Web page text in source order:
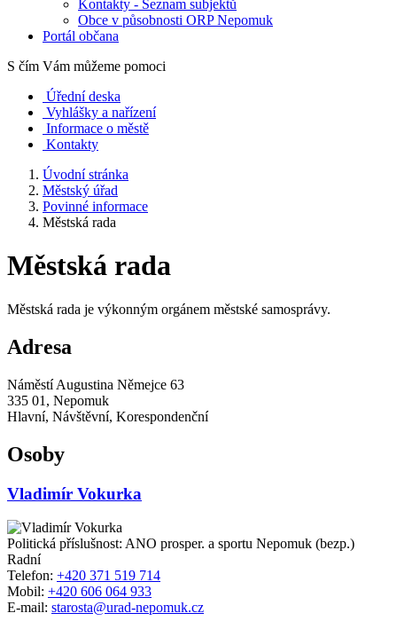
Kontakty - Seznam subjektů
Obce v působnosti ORP Nepomuk
Portál občana
S čím Vám můžeme pomoci
Úřední deska
Vyhlášky a nařízení
Informace o městě
Kontakty
Úvodní stránka
Městský úřad
Povinné informace
Městská rada
Městská rada
Městská rada je výkonným orgánem městské samosprávy.
Adresa
Náměstí Augustina Němejce 63
335 01, Nepomuk
Hlavní, Návštěvní, Korespondenční
Osoby
Vladimír Vokurka
Politická příslušnost: ANO prosper. a sportu Nepomuk (bezp.)
Radní
Telefon: +420 371 519 714
Mobil: +420 606 064 933
E-mail: starosta@urad-nepomuk.cz